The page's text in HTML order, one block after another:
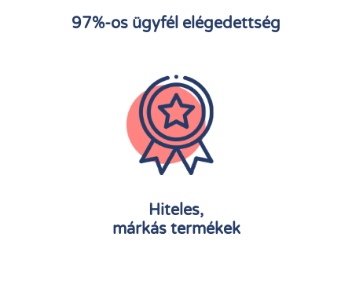
97%-os ügyfél elégedettség
Hiteles,
márkás termékek